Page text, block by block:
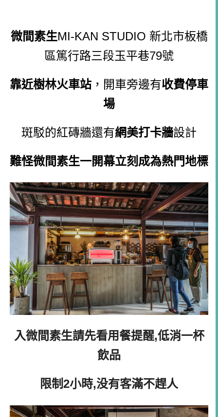
微間素生MI-KAN STUDIO 新北市板橋
區篤行路三段玉平巷79號
靠近樹林火車站 ，開車旁邊有收費停車
場
斑駁的紅磚牆還有網美打卡牆設計
難怪微間素生一開幕立刻成為熱門地標
入微間素生請先看用餐提醒,低消一杯
飲品
限制2小時,没有客滿不趕人